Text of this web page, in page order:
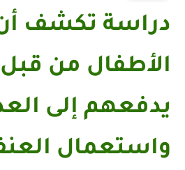
دراسة تكشف
الأطفال من قبل
يدفعهم إلى
واستعمال